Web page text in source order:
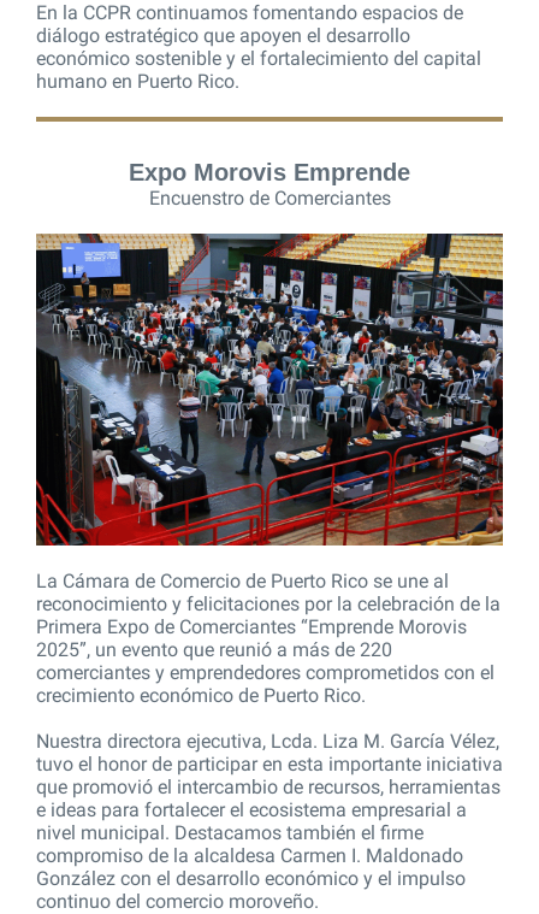
En la CCPR continuamos fomentando espacios de
diálogo estratégico que apoyen el desarrollo
económico sostenible y el fortalecimiento del capital
humano en Puerto Rico.
Expo Morovis Emprende
Encuenstro de Comerciantes
La Cámara de Comercio de Puerto Rico se une al
reconocimiento y felicitaciones por la celebración de la
Primera Expo de Comerciantes “Emprende Morovis
2025”, un evento que reunió a más de 220
comerciantes y emprendedores comprometidos con el
crecimiento económico de Puerto Rico.
Nuestra directora ejecutiva, Lcda. Liza M. García Vélez,
tuvo el honor de participar en esta importante iniciativa
que promovió el intercambio de recursos, herramientas
e ideas para fortalecer el ecosistema empresarial a
nivel municipal. Destacamos también el firme
compromiso de la alcaldesa Carmen I. Maldonado
González con el desarrollo económico y el impulso
continuo del comercio moroveño.